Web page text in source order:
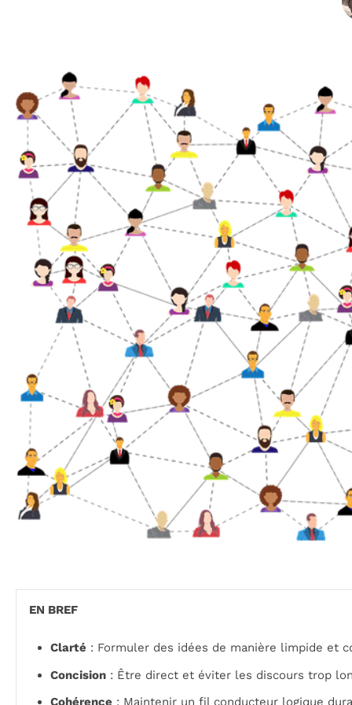
EN BREF
Clarté : Formuler des idées de manière limpide et
Concision : Être direct et éviter les discours trop
Cohérence : Maintenir un fil conducteur logique